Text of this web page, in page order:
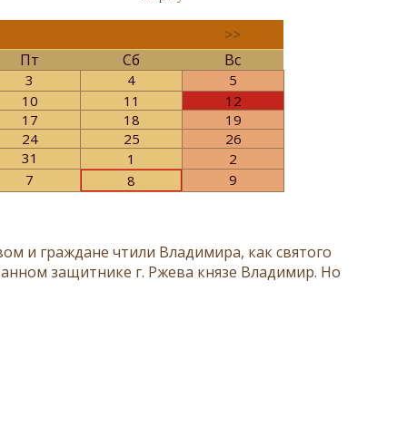
>>
Пт Сб Вс
3 4
5
10 11
12
17 18
19
24 25
26
31 1
2
7 8 9
и граждане чтили Владимира, как святого
защитнике г. Ржева князе Владимир. Но